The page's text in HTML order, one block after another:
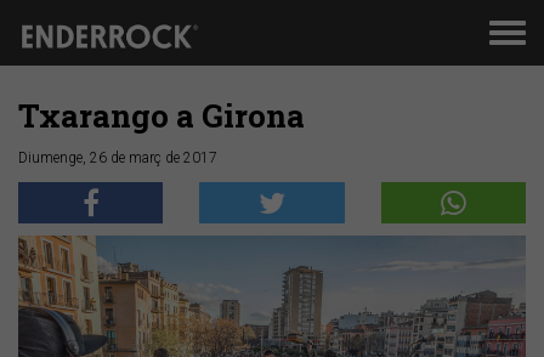
Txarango a Girona
Diumenge, 26 de març de 2017
Anterior